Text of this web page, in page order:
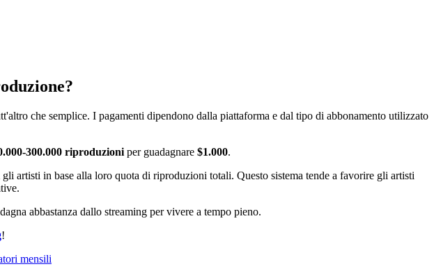
che semplice. I pagamenti dipendono dalla piattaforma e dal tipo di abbonamento utilizzato
300.000 riproduzioni per guadagnare $1.000.
artisti in base alla loro quota di riproduzioni totali. Questo sistema tende a favorire gli artisti
abbastanza dallo streaming per vivere a tempo pieno.
!
mensili